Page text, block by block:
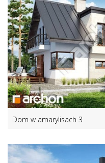
Dom w amarylisach 3